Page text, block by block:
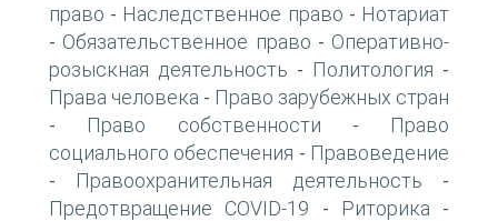
право - Наследственное право - Нотариат
- Обязательственное право - Оперативно-
розыскная деятельность - Политология -
Права человека - Право зарубежных стран
- Право собственности -
Право
социального обеспечения - Правоведение
- Правоохранительная деятельность -
Предотвращение COVID-19 - Риторика -